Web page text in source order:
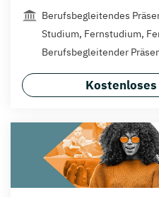
Berufsbegleitendes
Studium, Fernstudium,
Berufsbegleitender